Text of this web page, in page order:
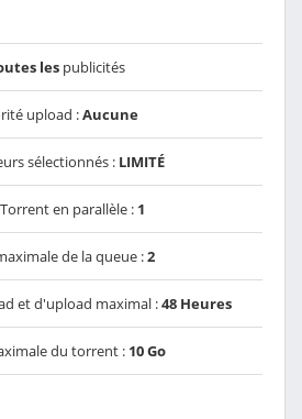
les publicités
upload :Aucune
sélectionnés : LIMITÉ
en parallèle : 1
de la queue :2
et d'upload maximal :48 Heures
du torrent : 10 Go